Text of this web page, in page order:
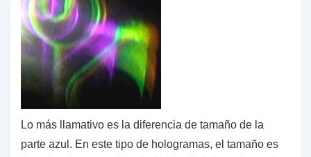
Lo más llamativo es la diferencia de tamaño de la
parte azul. En este tipo de hologramas, el tamaño es